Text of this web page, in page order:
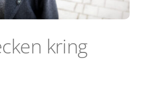
kring